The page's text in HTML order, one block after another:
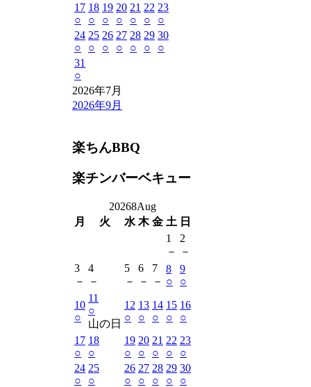
17
○
18
○
19
○
20
○
21
○
22
○
23
○
24
○
25
○
26
○
27
○
28
○
29
○
30
○
31
○
2026年7月
2026年9月
楽ちんBBQ
楽チンバーベキュー
20268Aug
月
火 水 木 金 土 日
1
－
2
－
3
－
4
－
5
－
6
－
7
－
8
○
9
○
10
○
11
○
山の日
12
○
13
○
14
○
15
○
16
○
17
○
18
○
19
○
20
○
21
○
22
○
23
○
24
○
25
○
26
○
27
○
28
○
29
○
30
○